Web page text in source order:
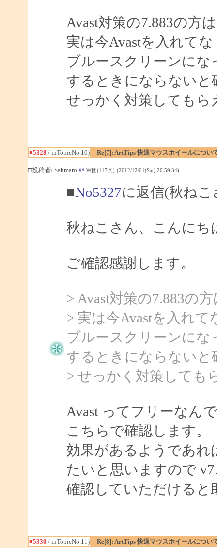
Avast対策の7.883の方
実は今Avastを入れて
ブルースクリーンにな
するときにならない
せっかく対策しても
■5328 / inTopicNo.10) Re[7]: ArtTips 快適マウスホイールについ
□投稿者/ Sahmaro ＠ 軍団(117回)-(2012/12/01(Sat) 20:59:34)
■No5327に返信(秋ね
秋ねこさん、こんにち
ご確認感謝します。
> Avast対策の7.883の
> 実は今Avastを入れ
ブルースクリーンにな
するときにならない
> せっかく対策しても
Avast ってフリーなん
こちらで確認します。
効果があるようであれ
たいと思いますので
確認していただけると
■5330 / inTopicNo.11) Re[8]: ArtTips 快適マウスホイールについ